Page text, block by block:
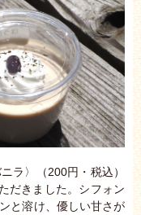
ラ〉（200円・税込）
だきました。シフォン
と溶け、優しい甘さが